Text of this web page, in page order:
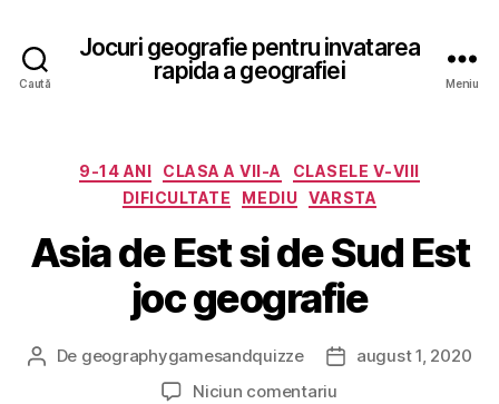
Caută
Jocuri geografie pentru invatarea
rapida a geografiei
Meniu
Categorii
9-14 ANI CLASA A VII-A
CLASELE V-VIII
DIFICULTATE
MEDIU VARSTA
Asia de Est si de Sud Est
joc geografie
Autor
De geographygamesandquizze
Datăaugust 1, 2020
Niciun comentariula